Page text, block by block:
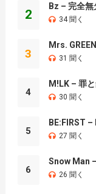
2
Bz – 完全無
34 聞く
3
Mrs.
31 聞く
4
M!LK – 罪
30 聞く
5
BE:FIRST –
27 聞く
6
Snow Man
26 聞く